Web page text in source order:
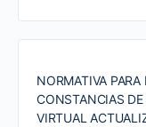
NORMATIVA
CONSTANCIAS
VIRTUAL